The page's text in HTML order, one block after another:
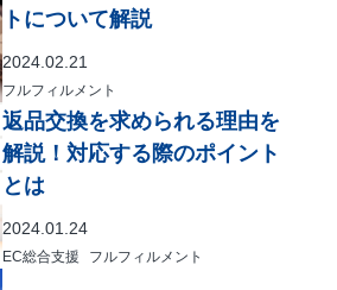
トについて解説
2024.02.21
フルフィルメント
返品交換を求められる理由を
解説！対応する際のポイント
とは
2024.01.24
EC総合支援 フルフィルメント